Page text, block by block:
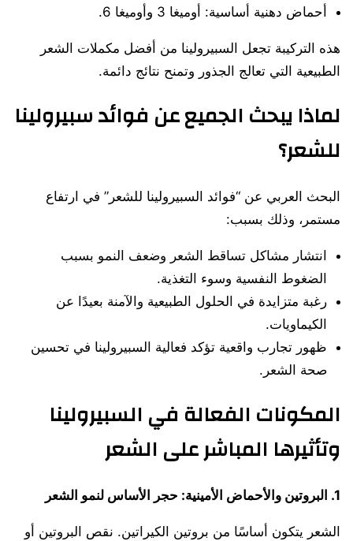
أحماض دهنية أساسية: أوميغا 3 وأوميغا 6.
هذه التركيبة تجعل السبيرولينا من أفضل مكملات الشعر
الطبيعية التي تعالج الجذور وتمنح نتائج دائمة.
لماذا يبحث الجميع عن فوائد سبيرولينا
للشعر؟
البحث العربي عن “فوائد السبيرولينا للشعر” في ارتفاع
مستمر، وذلك بسبب:
انتشار مشاكل تساقط الشعر وضعف النمو بسبب
الضغوط النفسية وسوء التغذية.
رغبة متزايدة في الحلول الطبيعية والآمنة بعيدًا عن
الكيماويات.
ظهور تجارب واقعية تؤكد فعالية السبيرولينا في تحسين
صحة الشعر.
المكونات الفعالة في السبيرولينا
وتأثيرها المباشر على الشعر
1. البروتين والأحماض الأمينية: حجر الأساس لنمو الشعر
الشعر يتكون أساسًا من بروتين الكيراتين. نقص البروتين أو